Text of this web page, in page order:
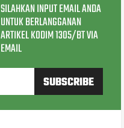
SILAHKAN INPUT EMAIL ANDA
UNTUK BERLANGGANAN
ARTIKEL KODIM 1305/BT VIA
EMAIL